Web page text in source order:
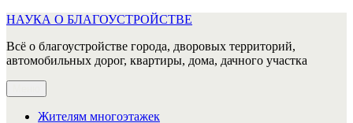
Перейти
содержимому
НАУКА О БЛАГОУСТРОЙСТВЕ
Всё о благоустройстве города, дворовых территорий,
автомобильных дорог, квартиры, дома, дачного участка
Жителям многоэтажек